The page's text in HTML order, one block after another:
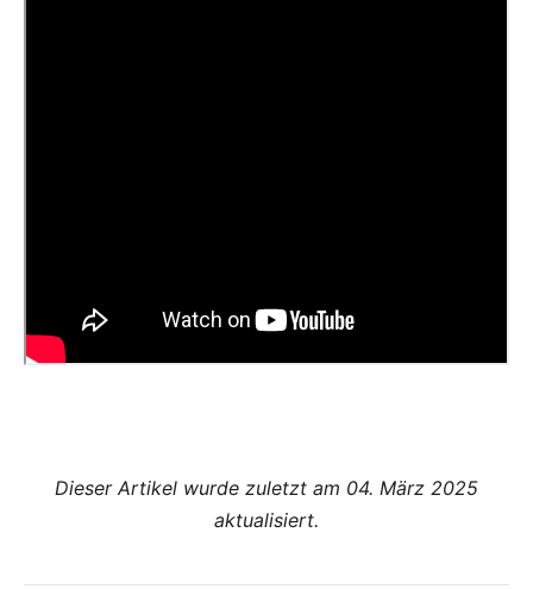
Dieser Artikel wurde zuletzt am 04. März 2025
aktualisiert.